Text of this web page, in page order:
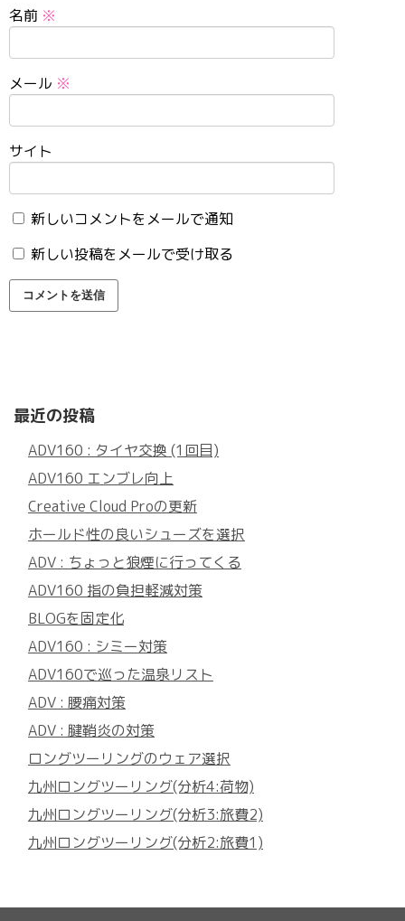
名前 ※
メール ※
サイト
新しいコメントをメールで通知
新しい投稿をメールで受け取る
最近の投稿
ADV160 : タイヤ交換 (1回目)
ADV160 エンブレ向上
Creative Cloud Proの更新
ホールド性の良いシューズを選択
ADV : ちょっと狼煙に行ってくる
ADV160 指の負担軽減対策
BLOGを固定化
ADV160 : シミー対策
ADV160で巡った温泉リスト
ADV : 腰痛対策
ADV : 腱鞘炎の対策
ロングツーリングのウェア選択
九州ロングツーリング(分析4:荷物)
九州ロングツーリング(分析3:旅費2)
九州ロングツーリング(分析2:旅費1)